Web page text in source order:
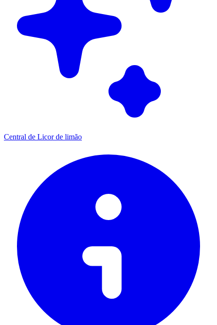
Central de Licor de limão